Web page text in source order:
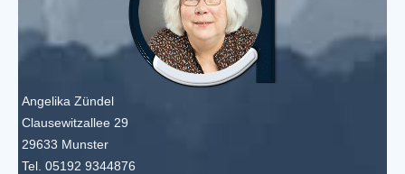
Angelika Zündel
Clausewitzallee 29
29633 Munster
Tel. 05192 9344876